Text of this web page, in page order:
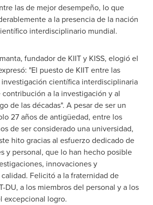
las de mejor desempeño, lo que
a la presencia de la nación
interdisciplinario mundial.
, fundador de KIIT y KISS, elogió el
"El puesto de KIIT entre las
científica interdisciplinaria
a la investigación y al
de las décadas". A pesar de ser un
27 años de antigüedad, entre los
de ser considerado una universidad,
hito gracias al esfuerzo dedicado de
y personal, que lo han hecho posible
innovaciones y
Felicitó a la fraternidad de
DU, a los miembros del personal y a los
excepcional logro.